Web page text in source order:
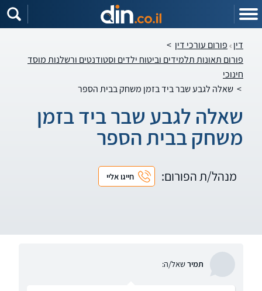
דין פורום עורכי דין >
פורום תאונות תלמידים וביטוח ילדים וסטודנטים ורשלנות מוסד
חינוכי
> שאלה לגבע שבר ביד בזמן משחק בבית הספר
שאלה לגבע שבר ביד בזמן
משחק בבית הספר
מנהל/ת הפורום: חייגו אליי
תמירשאל/ה: